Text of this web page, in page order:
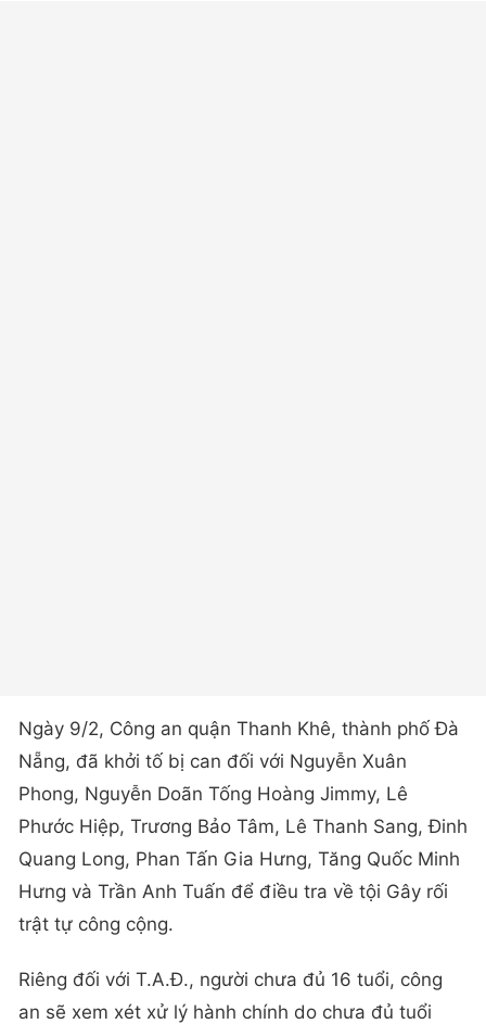
Ngày 9/2, Công an quận Thanh Khê, thành phố Đà
Nẵng, đã khởi tố bị can đối với Nguyễn Xuân
Phong, Nguyễn Doãn Tống Hoàng Jimmy, Lê
Phước Hiệp, Trương Bảo Tâm, Lê Thanh Sang, Đinh
Quang Long, Phan Tấn Gia Hưng, Tăng Quốc Minh
Hưng và Trần Anh Tuấn để điều tra về tội Gây rối
trật tự công cộng.
Riêng đối với T.A.Đ., người chưa đủ 16 tuổi, công
an sẽ xem xét xử lý hành chính do chưa đủ tuổi